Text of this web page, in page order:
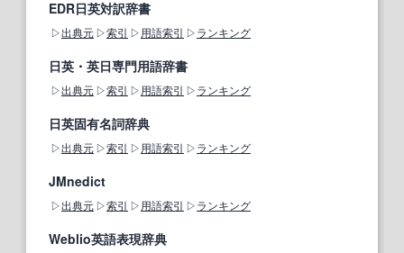
EDR日英対訳辞書
出典元 索引 用語索引 ランキング
日英・英日専門用語辞書
出典元 索引 用語索引 ランキング
日英固有名詞辞典
出典元 索引 用語索引 ランキング
JMnedict
出典元 索引 用語索引 ランキング
Weblio英語表現辞典